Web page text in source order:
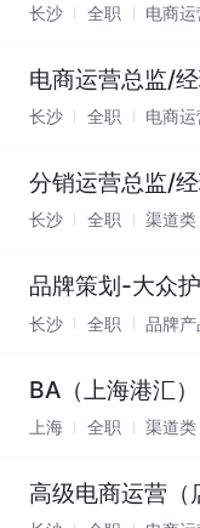
长沙 全职 电商运
电商运营总监/
长沙 全职 电商运
分销运营总监/
长沙 全职 渠道类
品牌策划-大众
长沙 全职 品牌
BA（上海港汇
上海 全职 渠道类
高级电商运营